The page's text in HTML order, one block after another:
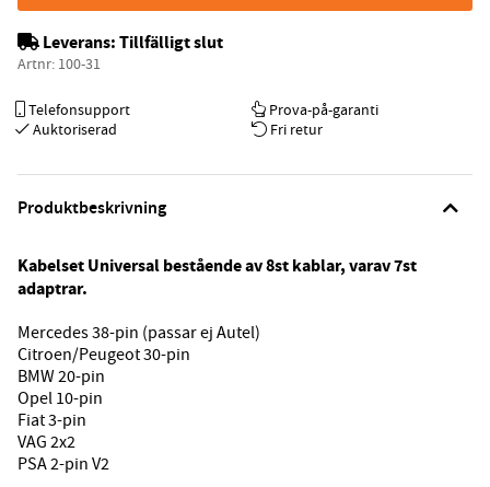
Leverans:Tillfälligt slut
Artnr: 100-31
Telefonsupport
Prova-på-garanti
Auktoriserad
Fri retur
Produktbeskrivning
Kabelset Universal bestående av 8st kablar, varav 7st
adaptrar.
Mercedes 38-pin (passar ej Autel)
Citroen/Peugeot 30-pin
BMW 20-pin
Opel 10-pin
Fiat 3-pin
VAG 2x2
PSA 2-pin V2